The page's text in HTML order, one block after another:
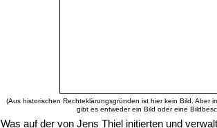
(Aus historischen Rechteklärungsgründen ist hier kein Bild. Aber
gibt es entweder ein Bild oder eine
Was auf der von Jens Thiel initierten und